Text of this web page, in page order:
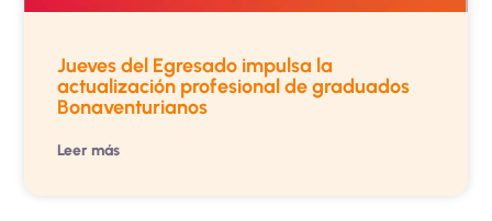
Jueves del Egresado impulsa la
actualización profesional de graduados
Bonaventurianos
Leer más